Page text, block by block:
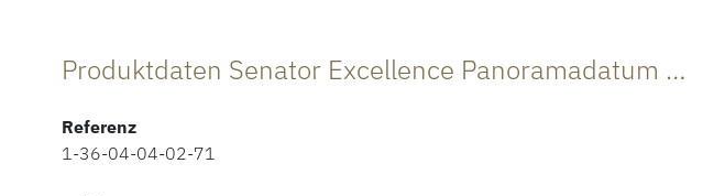
Produktdaten Senator Excellence Panoramadatum Mondphase
Referenz
1-36-04-04-02-71